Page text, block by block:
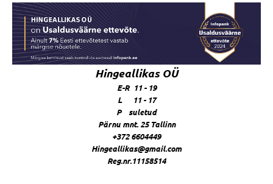
Hingeallikas OÜ
E-R 11 - 19
L 11 - 17
P suletud
Pärnu mnt. 25 Tallinn
+372 6604449
Hingeallikas@gmail.com
Reg.nr.11158514